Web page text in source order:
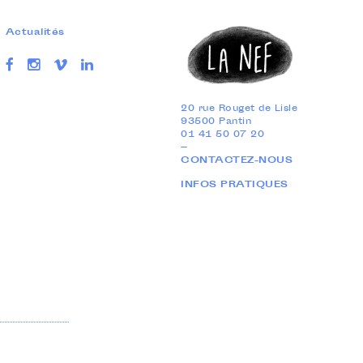
Actualités
20 rue Rouget de Lisle
93500 Pantin
01 41 50 07 20
—
CONTACTEZ-NOUS
INFOS PRATIQUES